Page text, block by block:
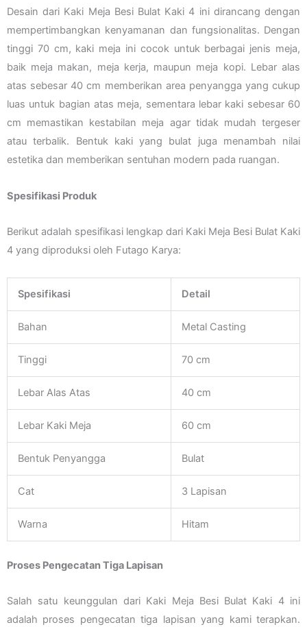
Desain dari Kaki Meja Besi Bulat Kaki 4 ini dirancang dengan
mempertimbangkan kenyamanan dan fungsionalitas. Dengan
tinggi 70 cm, kaki meja ini cocok untuk berbagai jenis meja,
baik meja makan, meja kerja, maupun meja kopi. Lebar alas
atas sebesar 40 cm memberikan area penyangga yang cukup
luas untuk bagian atas meja, sementara lebar kaki sebesar 60
cm memastikan kestabilan meja agar tidak mudah tergeser
atau terbalik. Bentuk kaki yang bulat juga menambah nilai
estetika dan memberikan sentuhan modern pada ruangan.
Spesifikasi Produk
Berikut adalah spesifikasi lengkap dari Kaki Meja Besi Bulat Kaki
4 yang diproduksi oleh Futago Karya:
Spesifikasi Detail
Bahan Metal Casting
Tinggi 70 cm
Lebar Alas Atas 40 cm
Lebar Kaki Meja 60 cm
Bentuk Penyangga Bulat
Cat 3 Lapisan
Warna Hitam
Proses Pengecatan Tiga Lapisan
Salah satu keunggulan dari Kaki Meja Besi Bulat Kaki 4 ini
adalah proses pengecatan tiga lapisan yang kami terapkan.